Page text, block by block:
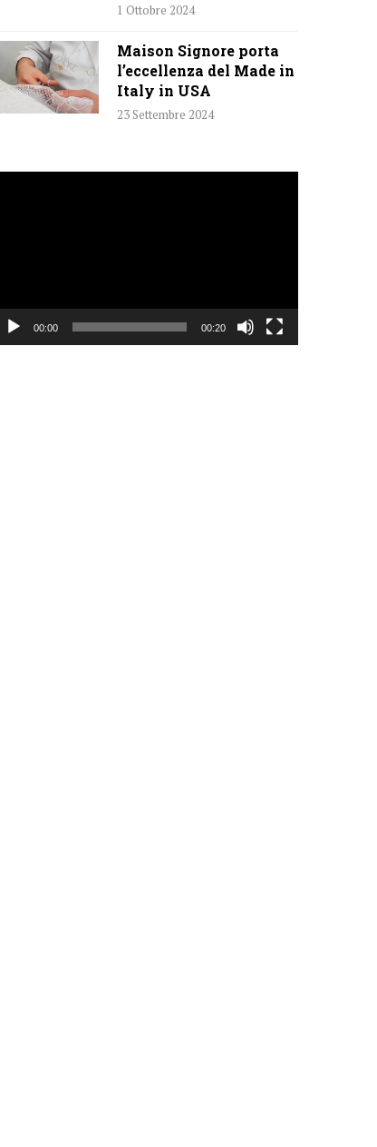
1 Ottobre 2024
Maison Signore porta
l’eccellenza del Made in
Italy in USA
23 Settembre 2024
00:00 00:20